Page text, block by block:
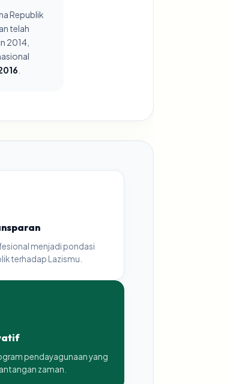
Republik
telah
2014,
menjadi pondasi
terhadap Lazismu.
pendayagunaan yang
zaman.